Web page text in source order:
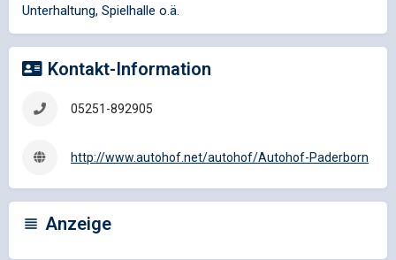
Unterhaltung, Spielhalle o.ä.
Kontakt-Information
05251-892905
http://www.autohof.net/autohof/Autohof-Paderborn
Anzeige